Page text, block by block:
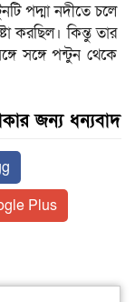
পদ্মা নদীতে চলে
করছিল। কিন্তু তার
সঙ্গে পন্টুন থেকে
জন্য ধন্যবাদ
Plus